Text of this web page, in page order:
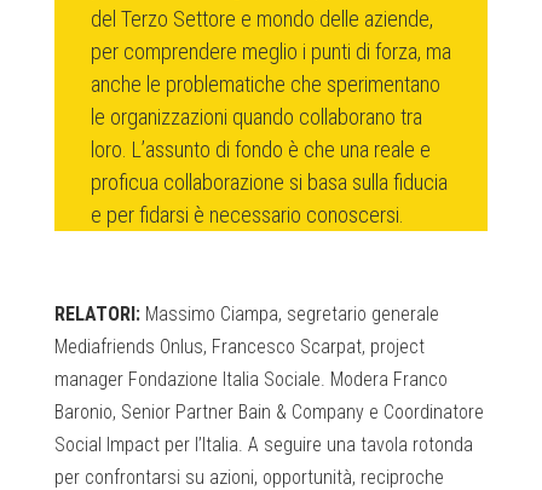
del Terzo Settore e mondo delle aziende,
per comprendere meglio i punti di forza, ma
anche le problematiche che sperimentano
le organizzazioni quando collaborano tra
loro. L’assunto di fondo è che una reale e
proficua collaborazione si basa sulla fiducia
e per fidarsi è necessario conoscersi.
RELATORI:Massimo Ciampa, segretario generale
Mediafriends Onlus, Francesco Scarpat, project
manager Fondazione Italia Sociale. Modera Franco
Baronio, Senior Partner Bain & Company e Coordinatore
Social Impact per l’Italia. A seguire una tavola rotonda
per confrontarsi su azioni, opportunità, reciproche